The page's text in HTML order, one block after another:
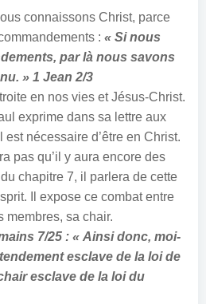
connaissons Christ, parce
: « Si nous
par là nous savons
» 1 Jean 2/3
en nos vies et Jésus-Christ.
exprime dans sa lettre aux
est nécessaire d’être en Christ.
pas qu’il y aura encore des
chapitre 7, il parlera de cette
Il expose ce combat entre
membres, sa chair.
7/25 : « Ainsi donc, moi-
esclave de la loi de
esclave de la loi du